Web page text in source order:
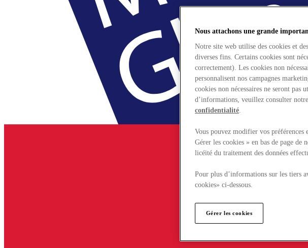
Nous attachons une grande
Notre site web utilise des cookies et
diverses fins. Certains cookies sont
correctement). Les cookies non
personnalisent nos campagnes
cookies non nécessaires ne seront pas
d’informations, veuillez consulter notre
confidentialité.
Vous pouvez modifier vos
Gérer les cookies » en bas de page de
licéité du traitement des données
Pour plus d’informations sur les tiers
cookies» ci-dessous.
Gérer les cookies